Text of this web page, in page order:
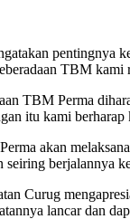
pentingnya
TBM
TBM Perma
itu kami
akan
seiring berjalannya
Curug
lancar dan